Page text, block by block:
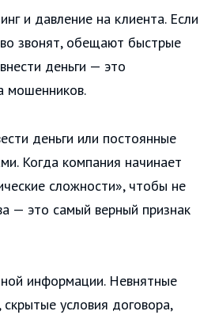
и давление на клиента. Если
звонят, обещают быстрые
деньги — это
мошенников.
деньги или постоянные
Когда компания начинает
сложности», чтобы не
— это самый верный признак
информации. Невнятные
условия договора,